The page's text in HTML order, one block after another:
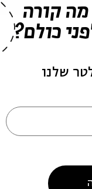
מה קורה
כולם?
שלנו